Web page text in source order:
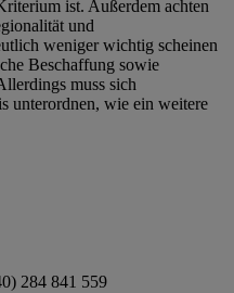
ist. Außerdem achten
und
weniger wichtig scheinen
Beschaffung sowie
muss sich
unterordnen, wie ein weitere
284 841 559